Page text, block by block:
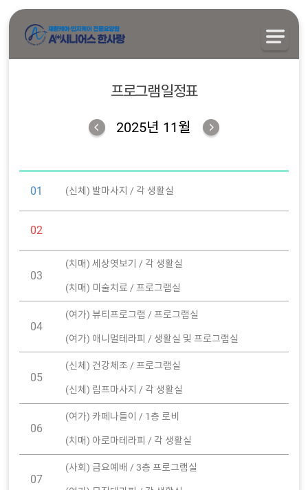
프로그램 일정표
2025년 11월
01 (신체) 발마사지 / 각 생활실
02
03
(치매) 세상엿보기 / 각 생활실
(치매) 미술치료 / 프로그램실
04
(여가) 뷰티프로그램 / 프로그램실
(여가) 애니멀테라피 / 생활실 및 프로그램실
05
(신체) 건강체조 / 프로그램실
(신체) 림프마사지 / 각 생활실
06
(여가) 카페나들이 / 1층 로비
(치매) 아로마테라피 / 각 생활실
07
(사회) 금요예배 / 3층 프로그램실